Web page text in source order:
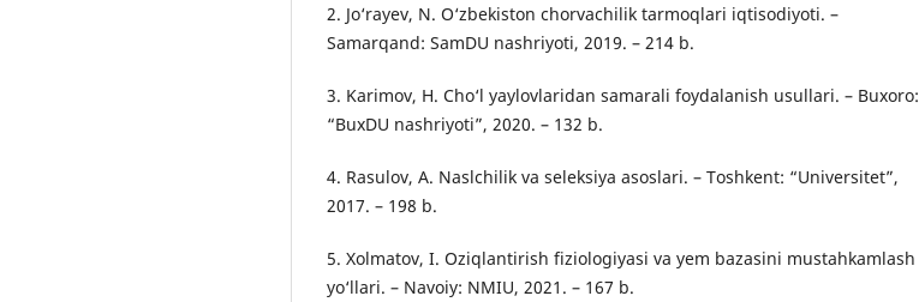
2. Jo‘rayev, N. O‘zbekiston chorvachilik tarmoqlari iqtisodiyoti. –
Samarqand: SamDU nashriyoti, 2019. – 214 b.
3. Karimov, H. Cho‘l yaylovlaridan samarali foydalanish usullari. – Buxoro:
“BuxDU nashriyoti”, 2020. – 132 b.
4. Rasulov, A. Naslchilik va seleksiya asoslari. – Toshkent: “Universitet”,
2017. – 198 b.
5. Xolmatov, I. Oziqlantirish fiziologiyasi va yem bazasini mustahkamlash
yo‘llari. – Navoiy: NMIU, 2021. – 167 b.